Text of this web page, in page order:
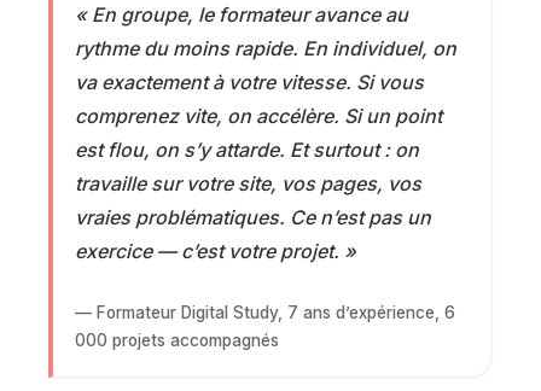
« En groupe, le formateur avance au
rythme du moins rapide. En individuel, on
va exactement à votre vitesse. Si vous
comprenez vite, on accélère. Si un point
est flou, on s’y attarde. Et surtout : on
travaille sur votre site, vos pages, vos
vraies problématiques. Ce n’est pas un
exercice — c’est votre projet. »
— Formateur Digital Study, 7 ans d’expérience, 6
000 projets accompagnés